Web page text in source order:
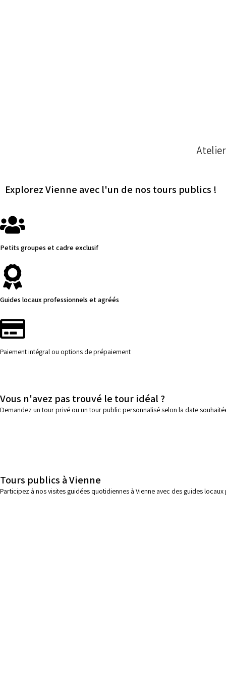
Explorez Vienne avec l'un de nos tours publics !
Petits groupes et cadre exclusif
Guides locaux professionnels et agréés
Paiement intégral ou options de prépaiement
Vous n'avez pas trouvé le tour idéal ?
Demandez un tour privé ou un tour public personnalisé selon la date
Tours publics à Vienne
Participez à nos visites guidées quotidiennes à Vienne avec des guides